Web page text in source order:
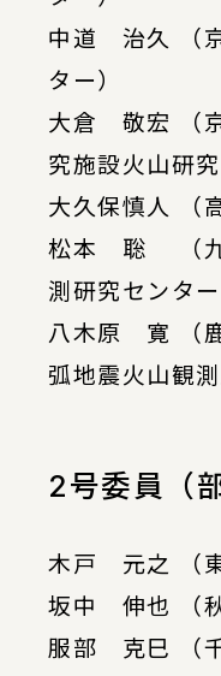
中道 治久 （
ター）
大倉 敬宏 （
究施設火山研
大久保慎人 （
松本 聡 （九
測研究センター
八木原 寛 （
弧地震火山観測
2号委員（
木戸 元之 （
坂中 伸也 （
服部 克巳 （千